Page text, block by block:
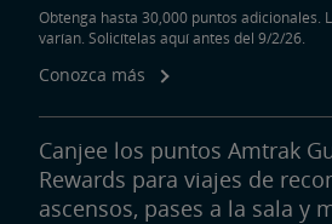
Obtenga hasta 30,000 puntos adicionales.
varían. Solicítelas aquí antes del 9/2/26.
Conozca más
Canjee los puntos Amtrak
Rewards para viajes de
ascensos, pases a la sala y